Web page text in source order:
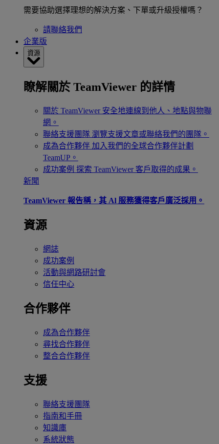
需要協助選擇理想的解決方案、下單或升級授權嗎？
請聯絡我們
企業版
資源
瞭解關於 TeamViewer 的詳情
關於 TeamViewer 安全地連線到他人、地點與物聯
網。
聯絡支援團隊 瀏覽支援文章或聯絡我們的團隊。
成為合作夥伴 加入我們的全球合作夥伴計劃
TeamUP。
成功案例 探索 TeamViewer 客戶取得的成果。
新聞
TeamViewer 報告稱，其 Al 服務獲得客戶廣泛採用。
資源
網誌
成功案例
活動與網路研討會
信任中心
合作夥伴
成為合作夥伴
尋找合作夥伴
整合合作夥伴
支援
聯絡支援團隊
指南和手冊
知識庫
系統狀態